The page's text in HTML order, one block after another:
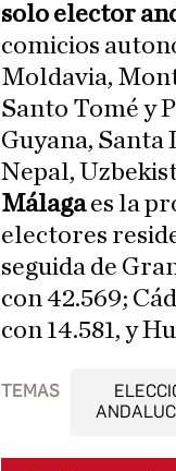
solo elector
comicios
Moldavia,
Santo Tomé y
Guyana, Santa
Nepal,
Málagaes la
electores
seguida de
con 42.569;
con 14.581, y
TEMAS